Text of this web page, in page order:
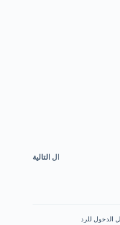
ال التالية
الدخول للرد